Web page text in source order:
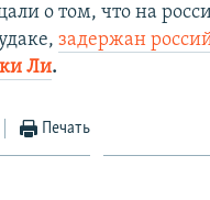
о том, что на
задержан
Ли.
Печать